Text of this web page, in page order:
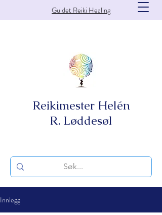
Guidet Reiki Healing
Reikimester Helén
R. Løddesøl
Innlegg